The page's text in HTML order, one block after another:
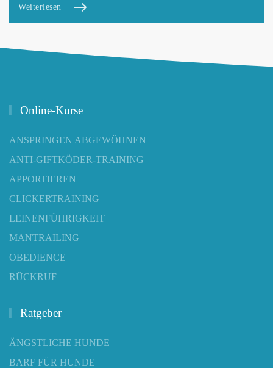
Weiterlesen
Online-Kurse
ANSPRINGEN ABGEWÖHNEN
ANTI-GIFTKÖDER-TRAINING
APPORTIEREN
CLICKERTRAINING
LEINENFÜHRIGKEIT
MANTRAILING
OBEDIENCE
RÜCKRUF
Ratgeber
ÄNGSTLICHE HUNDE
BARF FÜR HUNDE